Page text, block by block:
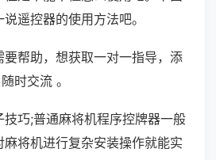
遥控器的使用方法吧。
帮助，想获取一对一指导，添
时交流 。
巧;普通麻将机程序控牌器一般
将机进行复杂安装操作就能实